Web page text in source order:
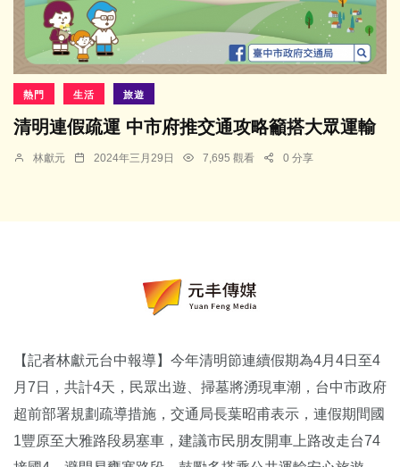
熱門 生活 旅遊
清明連假疏運 中市府推交通攻略籲搭大眾運輸
林獻元 2024年三月29日 7,695 觀看 0 分享
【記者林獻元台中報導】今年清明節連續假期為4月4日至4
月7日，共計4天，民眾出遊、掃墓將湧現車潮，台中市政府
超前部署規劃疏導措施，交通局長葉昭甫表示，連假期間國
1豐原至大雅路段易塞車，建議市民朋友開車上路改走台74